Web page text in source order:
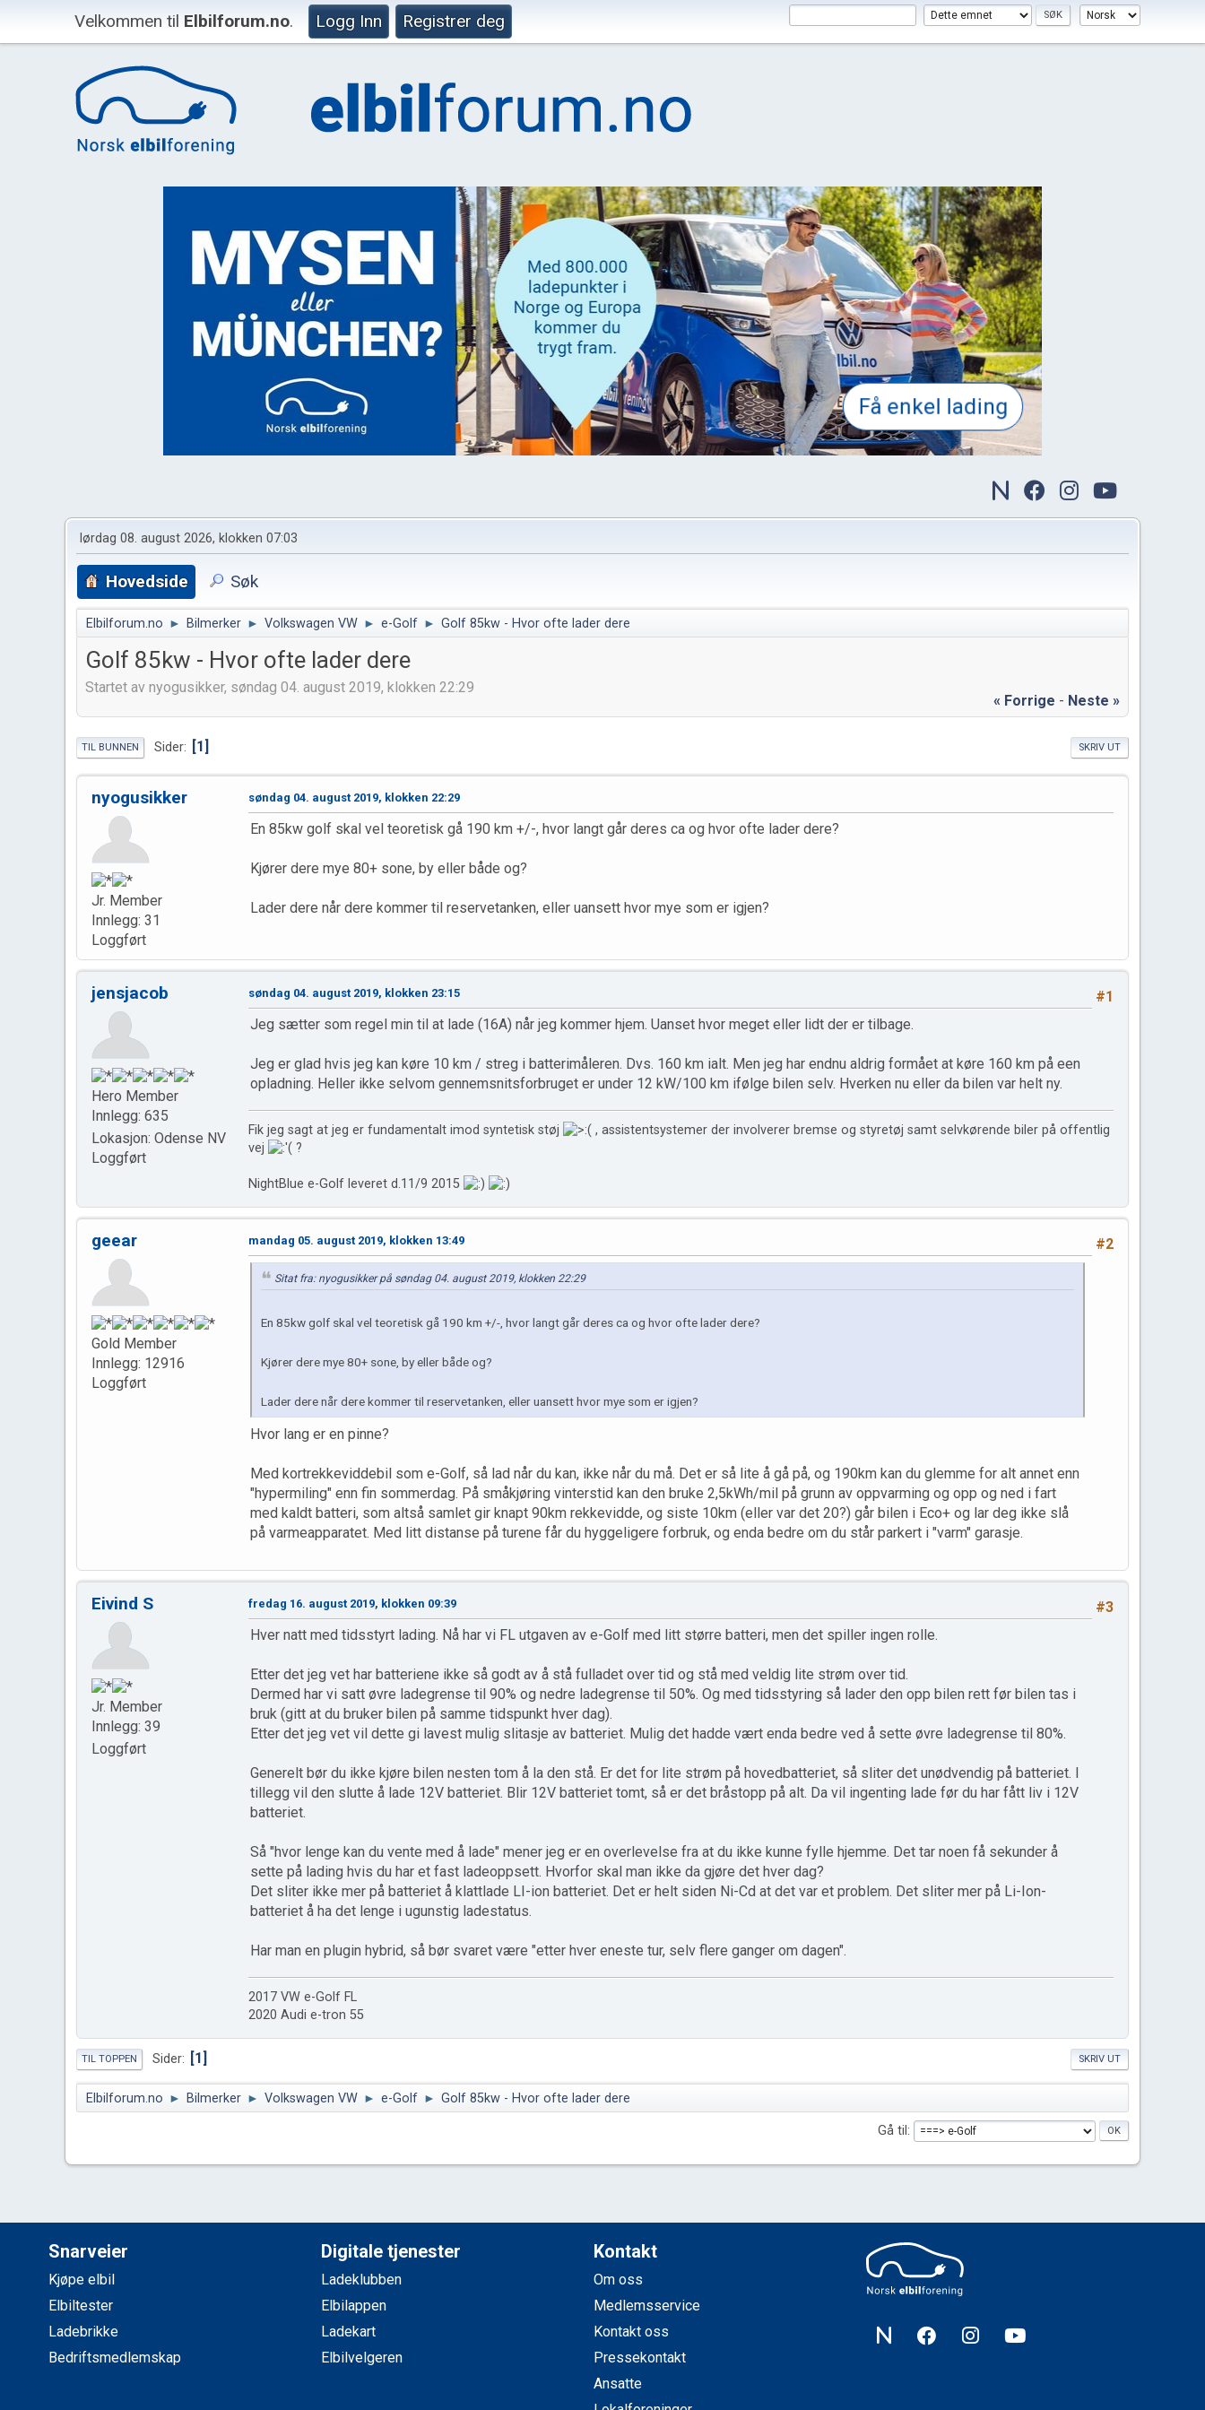
Velkommen til Elbilforum.no. Logg Inn Registrer deg
lørdag 08. august 2026, klokken 07:03
Hovedside Søk
Elbilforum.no ► Bilmerker ► Volkswagen VW ► e-Golf ► Golf 85kw - Hvor ofte lader dere
Golf 85kw - Hvor ofte lader dere
Startet av nyogusikker, søndag 04. august 2019, klokken 22:29
« Forrige - Neste »
SKRIV UT
TIL BUNNEN Sider 1
nyogusikker
Jr. Member
Innlegg: 31
Loggført
søndag 04. august 2019, klokken 22:29
En 85kw golf skal vel teoretisk gå 190 km +/-, hvor langt går deres ca og hvor ofte lader dere?
Kjører dere mye 80+ sone, by eller både og?
Lader dere når dere kommer til reservetanken, eller uansett hvor mye som er igjen?
jensjacob
Hero Member
Innlegg: 635
Lokasjon: Odense NV
Loggført
#1
søndag 04. august 2019, klokken 23:15
Jeg sætter som regel min til at lade (16A) når jeg kommer hjem. Uanset hvor meget eller lidt der er tilbage.
Jeg er glad hvis jeg kan køre 10 km / streg i batterimåleren. Dvs. 160 km ialt. Men jeg har endnu aldrig formået at køre 160 km på een
opladning. Heller ikke selvom gennemsnitsforbruget er under 12 kW/100 km ifølge bilen selv. Hverken nu eller da bilen var helt ny.
Fik jeg sagt at jeg er fundamentalt imod syntetisk støj
, assistentsystemer der involverer bremse og styretøj samt selvkørende biler på offentlig
vej
?
NightBlue e-Golf leveret d.11/9 2015
geear
Gold Member
Innlegg: 12916
Loggført
#2
mandag 05. august 2019, klokken 13:49
Sitat fra: nyogusikker på søndag 04. august 2019, klokken 22:29
En 85kw golf skal vel teoretisk gå 190 km +/-, hvor langt går deres ca og hvor ofte lader dere?
Kjører dere mye 80+ sone, by eller både og?
Lader dere når dere kommer til reservetanken, eller uansett hvor mye som er igjen?
Hvor lang er en pinne?
Med kortrekkeviddebil som e-Golf, så lad når du kan, ikke når du må. Det er så lite å gå på, og 190km kan du glemme for alt annet enn
"hypermiling" enn fin sommerdag. På småkjøring vinterstid kan den bruke 2,5kWh/mil på grunn av oppvarming og opp og ned i fart
med kaldt batteri, som altså samlet gir knapt 90km rekkevidde, og siste 10km (eller var det 20?) går bilen i Eco+ og lar deg ikke slå
på varmeapparatet. Med litt distanse på turene får du hyggeligere forbruk, og enda bedre om du står parkert i "varm" garasje.
Eivind S
Jr. Member
Innlegg: 39
Loggført
#3
fredag 16. august 2019, klokken 09:39
Hver natt med tidsstyrt lading. Nå har vi FL utgaven av e-Golf med litt større batteri, men det spiller ingen rolle.
Etter det jeg vet har batteriene ikke så godt av å stå fulladet over tid og stå med veldig lite strøm over tid.
Dermed har vi satt øvre ladegrense til 90% og nedre ladegrense til 50%. Og med tidsstyring så lader den opp bilen rett før bilen tas i
bruk (gitt at du bruker bilen på samme tidspunkt hver dag).
Etter det jeg vet vil dette gi lavest mulig slitasje av batteriet. Mulig det hadde vært enda bedre ved å sette øvre ladegrense til 80%.
Generelt bør du ikke kjøre bilen nesten tom å la den stå. Er det for lite strøm på hovedbatteriet, så sliter det unødvendig på batteriet. I
tillegg vil den slutte å lade 12V batteriet. Blir 12V batteriet tomt, så er det bråstopp på alt. Da vil ingenting lade før du har fått liv i 12V
batteriet.
Så "hvor lenge kan du vente med å lade" mener jeg er en overlevelse fra at du ikke kunne fylle hjemme. Det tar noen få sekunder å
sette på lading hvis du har et fast ladeoppsett. Hvorfor skal man ikke da gjøre det hver dag?
Det sliter ikke mer på batteriet å klattlade LI-ion batteriet. Det er helt siden Ni-Cd at det var et problem. Det sliter mer på Li-Ion-
batteriet å ha det lenge i ugunstig ladestatus.
Har man en plugin hybrid, så bør svaret være "etter hver eneste tur, selv flere ganger om dagen".
2017 VW e-Golf FL
2020 Audi e-tron 55
SKRIV UT
TIL TOPPEN Sider 1
Elbilforum.no ► Bilmerker ► Volkswagen VW ► e-Golf ► Golf 85kw - Hvor ofte lader dere
Gå til
Snarveier
Kjøpe elbil
Elbiltester
Ladebrikke
Bedriftsmedlemskap
Digitale tjenester
Ladeklubben
Elbilappen
Ladekart
Elbilvelgeren
Kontakt
Om oss
Medlemsservice
Kontakt oss
Pressekontakt
Ansatte